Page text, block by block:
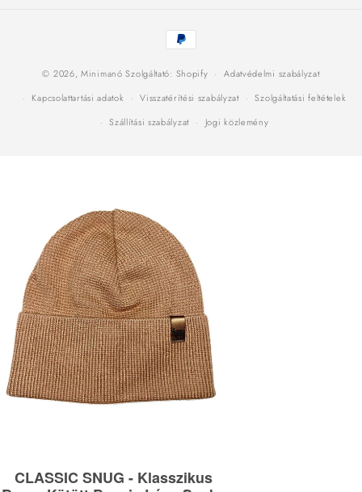
Fizetési
módok
© 2026,Minimanó Szolgáltató: Shopify
Adatvédelmi szabályzat
Kapcsolattartási adatok
Visszatérítési szabályzat
Szolgáltatási feltételek
Szállítási szabályzat
Jogi közlemény